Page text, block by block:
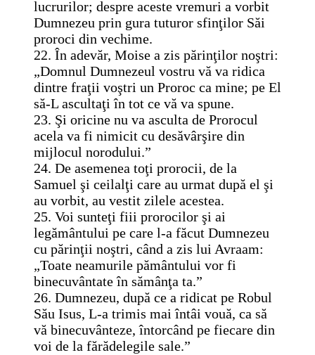
lucrurilor; despre aceste vremuri a vorbit
Dumnezeu prin gura tuturor sfinţilor Săi
proroci din vechime.
22. În adevăr, Moise a zis părinţilor noştri:
„Domnul Dumnezeul vostru vă va ridica
dintre fraţii voştri un Proroc ca mine; pe El
să-L ascultaţi în tot ce vă va spune.
23. Şi oricine nu va asculta de Prorocul
acela va fi nimicit cu desăvârşire din
mijlocul norodului.”
24. De asemenea toţi prorocii, de la
Samuel şi ceilalţi care au urmat după el şi
au vorbit, au vestit zilele acestea.
25. Voi sunteţi fiii prorocilor şi ai
legământului pe care l-a făcut Dumnezeu
cu părinţii noştri, când a zis lui Avraam:
„Toate neamurile pământului vor fi
binecuvântate în sămânţa ta.”
26. Dumnezeu, după ce a ridicat pe Robul
Său Isus, L-a trimis mai întâi vouă, ca să
vă binecuvânteze, întorcând pe fiecare din
voi de la fărădelegile sale.”